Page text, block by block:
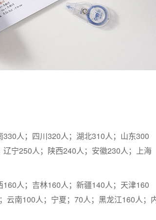
人；四川320人；湖北310人；山东300
宁250人；陕西240人；安徽230人；上海
人；吉林160人；新疆140人；天津160
云南100人；宁夏；70人；黑龙江160人；